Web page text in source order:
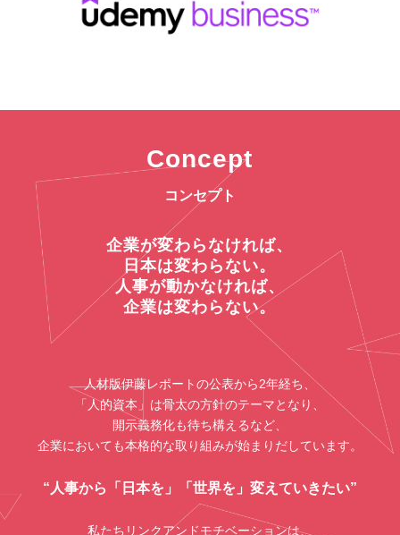
Concept
コンセプト
企業が変わらなければ、
日本は変わらない。
人事が動かなければ、
企業は変わらない。
人材版伊藤レポートの公表から2年経ち、
「人的資本」は骨太の方針のテーマとなり、
開示義務化も待ち構えるなど、
企業においても本格的な取り組みが始まりだしています。
“人事から「日本を」「世界を」変えていきたい”
私たちリンクアンドモチベーションは、